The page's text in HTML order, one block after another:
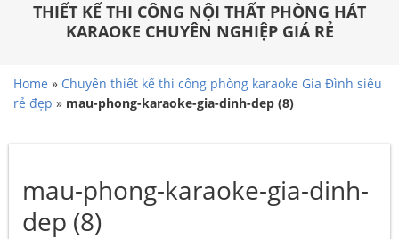
THIẾT KẾ THI CÔNG NỘI THẤT PHÒNG HÁT
KARAOKE CHUYÊN NGHIỆP GIÁ RẺ
Home » Chuyên thiết kế thi công phòng karaoke Gia Đình siêu
rẻ đẹp » mau-phong-karaoke-gia-dinh-dep (8)
mau-phong-karaoke-gia-dinh-
dep (8)